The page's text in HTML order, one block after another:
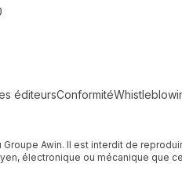
éditeursConformité
Awin. Il est interdit de
électronique ou mécanique que